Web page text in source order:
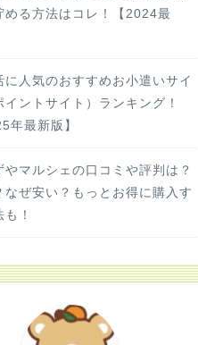
める方法はコレ！【2024最
に人気のおすすめお小遣いサイ
イントサイト）ランキング！
年最新版】
やマルシェの口コミや評判は？
なぜ安い？もっとお得に購入す
！